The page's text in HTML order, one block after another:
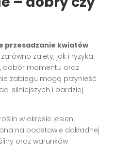
przesadzanie kwiatów
zalety, jak i ryzyka.
dobór momentu oraz
zabiegu mogą przynieść
silniejszych i bardziej
w okresie jesieni
na podstawie dokładnej
oraz warunków